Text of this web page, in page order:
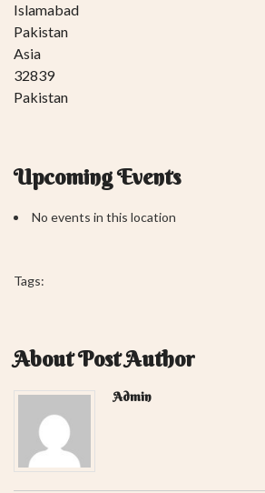
Islamabad
Pakistan
Asia
32839
Pakistan
Upcoming Events
No events in this location
Tags:
About Post Author
Admin